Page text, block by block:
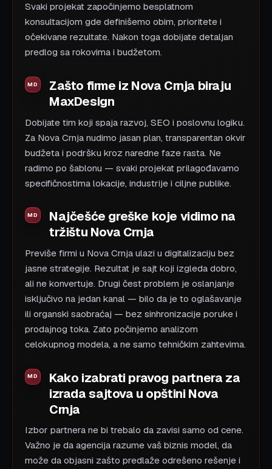
Svaki projekat započinjemo besplatnom
konsultacijom gde definišemo obim, prioritete i
očekivane rezultate. Nakon toga dobijate detaljan
predlog sa rokovima i budžetom.
Zašto firme iz Nova Crnja biraju
MaxDesign
Dobijate tim koji spaja razvoj, SEO i poslovnu logiku.
Za Nova Crnja nudimo jasan plan, transparentan okvir
budžeta i podršku kroz naredne faze rasta. Ne
radimo po šablonu — svaki projekat prilagođavamo
specifičnostima lokacije, industrije i ciljne publike.
Najčešće greške koje vidimo na
tržištu Nova Crnja
Previše firmi u Nova Crnja ulazi u digitalizaciju bez
jasne strategije. Rezultat je sajt koji izgleda dobro,
ali ne konvertuje. Drugi čest problem je oslanjanje
isključivo na jedan kanal — bilo da je to oglašavanje
ili organski saobraćaj — bez sinhronizacije poruke i
prodajnog toka. Zato počinjemo analizom
celokupnog modela, a ne samo tehničkim zahtevima.
Kako izabrati pravog partnera za
izrada sajtova u opštini Nova
Crnja
Izbor partnera ne bi trebalo da zavisi samo od cene.
Važno je da agencija razume vaš biznis model, da
može da objasni zašto predlaže odrešeno rešenje i